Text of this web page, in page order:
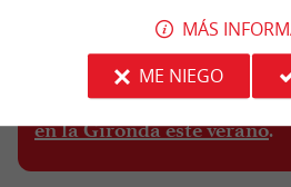
Los mejores festivales que
en la Gironda este verano.
MÁS
ME NIEGO